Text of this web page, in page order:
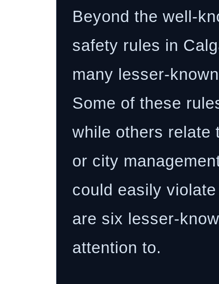
Beyond the well-
safety rules in
many lesser-
Some of these
while others relate
or city
could easily
are six lesser-
attention to.